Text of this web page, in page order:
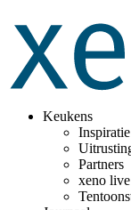
Keukens
Inspiratie
Partners
xeno